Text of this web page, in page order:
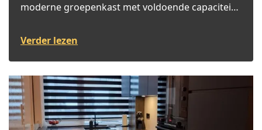
moderne groepenkast met voldoende capaciteit
Verder lezen